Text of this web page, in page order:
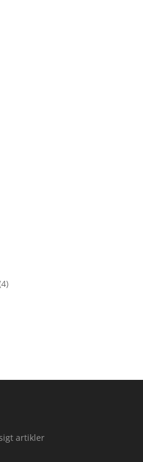
artikler